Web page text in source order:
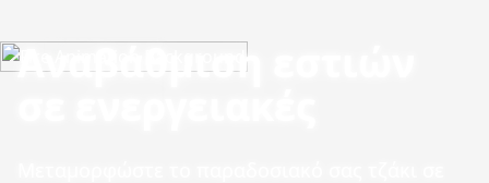
Αναβάθμιση εστιών